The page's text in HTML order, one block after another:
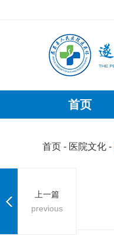
首页
首页 - 医院文化 -
上一篇
previous